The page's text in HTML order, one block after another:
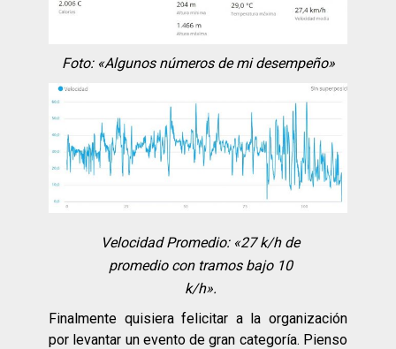
Foto: «Algunos números de mi desempeño»
Velocidad Promedio: «27 k/h de
promedio con tramos bajo 10
k/h».
Finalmente quisiera felicitar a la organización
por levantar un evento de gran categoría. Pienso